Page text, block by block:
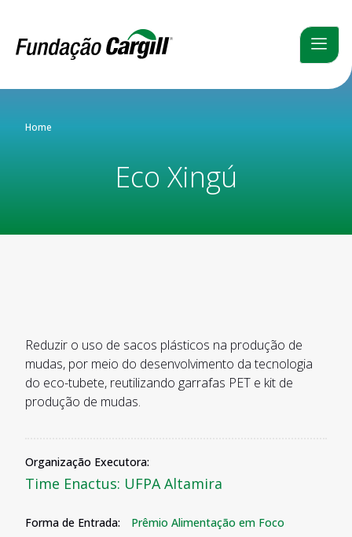
Home
Eco Xingú
Reduzir o uso de sacos plásticos na produção de
mudas, por meio do desenvolvimento da tecnologia
do eco-tubete, reutilizando garrafas PET e kit de
produção de mudas.
Organização Executora:
Time Enactus: UFPA Altamira
Forma de Entrada: Prêmio Alimentação em Foco